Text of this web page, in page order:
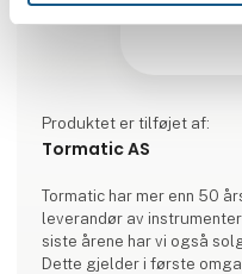
Produktet er tilføjet af:
Tormatic AS
Tormatic har mer enn 50
leverandør av
siste årene har vi også
Dette gjelder i første